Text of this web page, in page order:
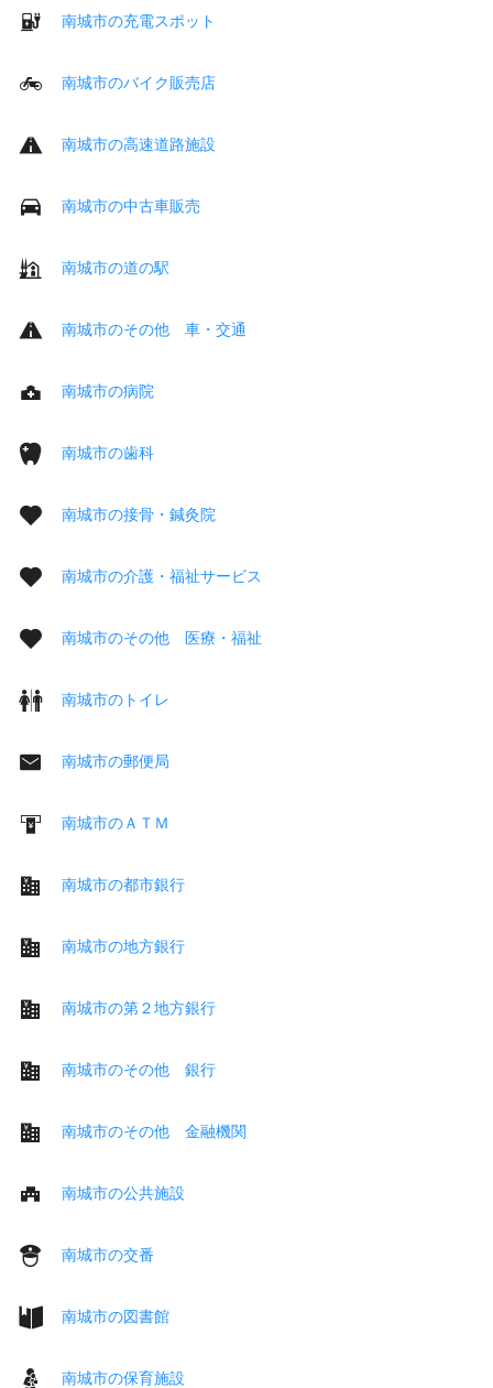
南城市の充電スポット
南城市のバイク販売店
南城市の高速道路施設
南城市の中古車販売
南城市の道の駅
南城市のその他 車・交通
南城市の病院
南城市の歯科
南城市の接骨・鍼灸院
南城市の介護・福祉サービス
南城市のその他 医療・福祉
南城市のトイレ
南城市の郵便局
南城市のＡＴＭ
南城市の都市銀行
南城市の地方銀行
南城市の第２地方銀行
南城市のその他 銀行
南城市のその他 金融機関
南城市の公共施設
南城市の交番
南城市の図書館
南城市の保育施設